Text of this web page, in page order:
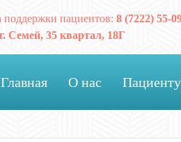
пациентов: 8 (7222) 55-
г. Семей, 35 квартал, 18Г
Главная О нас Пациенту